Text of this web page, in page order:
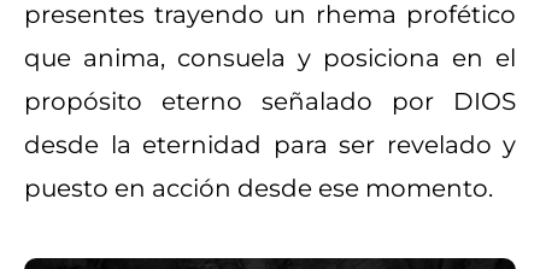
presentes trayendo un rhema profético
que anima, consuela y posiciona en el
propósito eterno señalado por DIOS
desde la eternidad para ser revelado y
puesto en acción desde ese momento.